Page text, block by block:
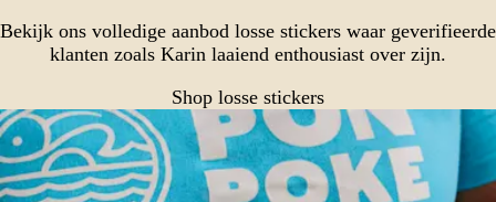
Bekijk ons volledige aanbod losse stickers waar geverifieerde
klanten zoals Karin laaiend enthousiast over zijn.
Shop losse stickers